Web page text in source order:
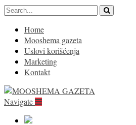
Home
Mooshema gazeta
Uslovi korišćenja
Marketing
Kontakt
Navigate